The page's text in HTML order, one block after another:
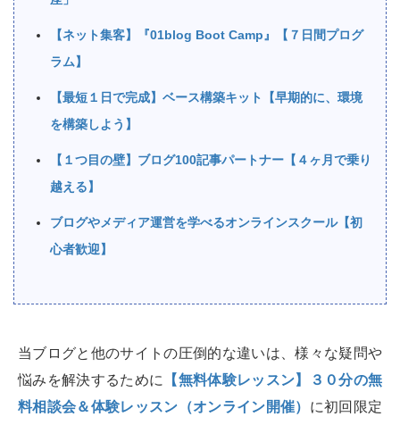
【ネット集客】『01blog Boot Camp』【７日間プログ
ラム】
【最短１日で完成】ベース構築キット【早期的に、環境
を構築しよう】
【１つ目の壁】ブログ100記事パートナー【４ヶ月で乗り
越える】
ブログやメディア運営を学べるオンラインスクール【初
心者歓迎】
当ブログと他のサイトの圧倒的な違いは、様々な疑問や
悩みを解決するために
【無料体験レッスン】３０分の無
料相談会＆体験レッスン（オンライン開催） に初回限定